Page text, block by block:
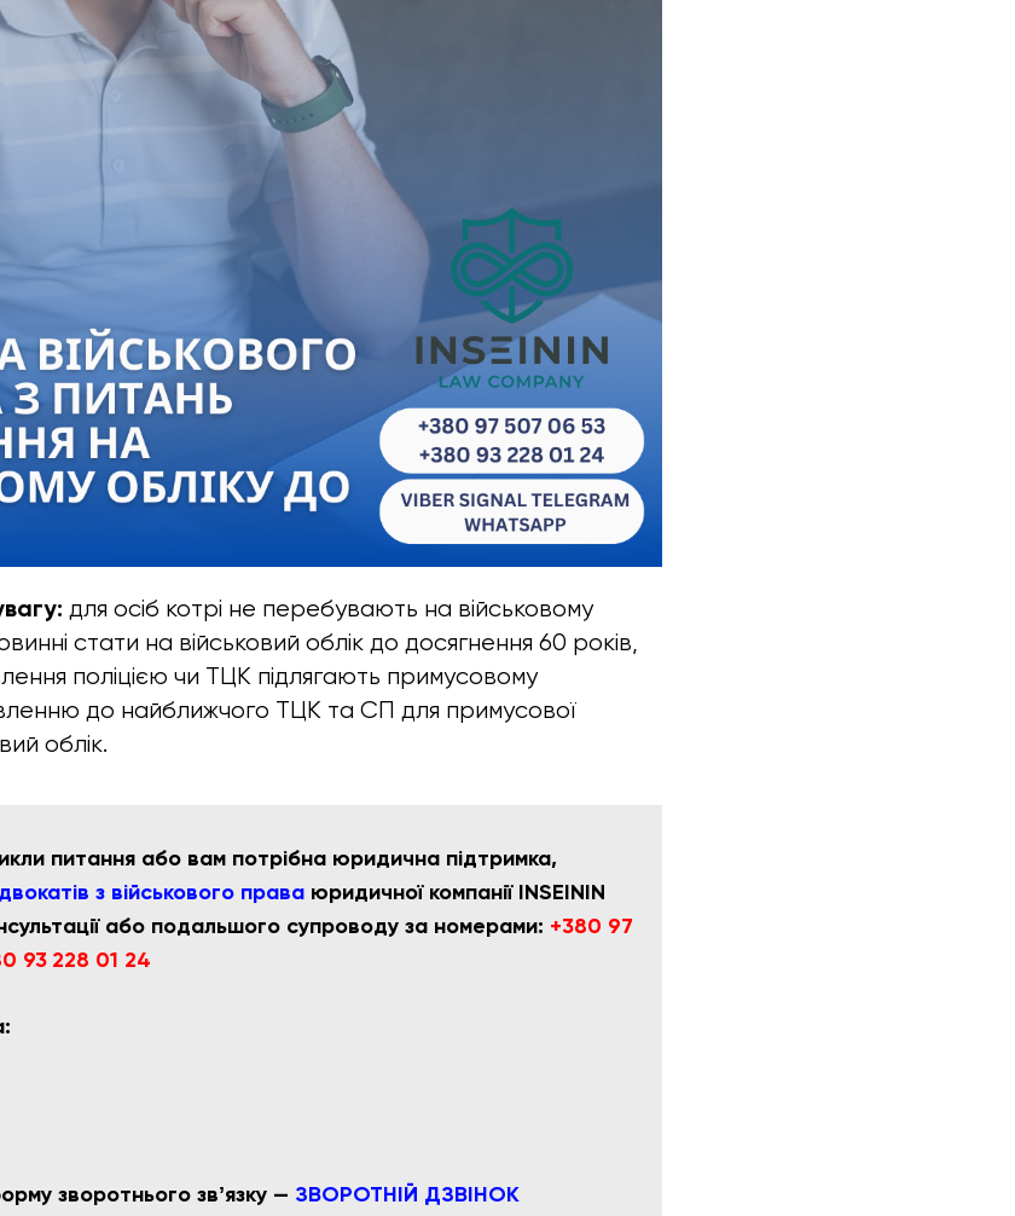
для осіб котрі не перебувають на військовому
стати на військовий облік до досягнення 60 років,
поліцією чи ТЦК підлягають примусовому
до найближчого ТЦК та СП для примусової
облік.
питання або вам потрібна юридична підтримка,
з військового права юридичної компанії INSEININ
або подальшого супроводу за номерами: +380 97
93 228 01 24
зворотнього звʼязку — ЗВОРОТНІЙ ДЗВІНОК